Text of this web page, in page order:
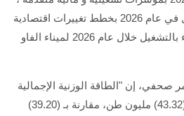
مؤكداً جاهزية الشركة للدخول في عام 2026 بخطط تغييرات اقتصادية
و تجارية ، فيما أشار إلى البدء بالتشغيل خلال عام 2026 لميناء الفاو
إن "الطاقة الوزنية الإجمالية
للموانئ بلغت في 2025 نحو (43.32) مليون طن، مقارنة بـ (39.20)